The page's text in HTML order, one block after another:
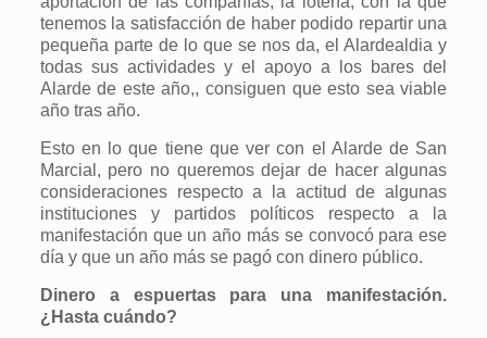
tenemos la satisfacción de haber podido repartir una
pequeña parte de lo que se nos da, el Alardealdia y
todas sus actividades y el apoyo a los bares del
Alarde de este año,, consiguen que esto sea viable
año tras año.
Esto en lo que tiene que ver con el Alarde de San
Marcial, pero no queremos dejar de hacer algunas
consideraciones respecto a la actitud de algunas
instituciones y partidos políticos respecto a la
manifestación que un año más se convocó para ese
día y que un año más se pagó con dinero público.
Dinero a espuertas para una manifestación.
¿Hasta cuándo?